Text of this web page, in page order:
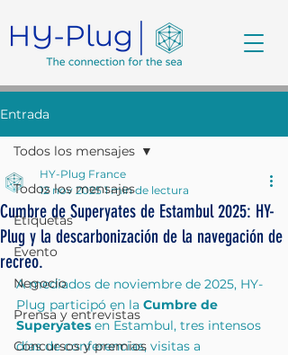
Entrada
Todos los mensajes
Etiquetas
Evento
Negocio
Prensa y entrevistas
Concursos y premios
Todos los mensajes
Cumbre de Superyates de Estambul 2025: HY-
Plug y la descarbonización de la navegación de
recreo.
HY-Plug France
12 nov 2025 1 min de lectura
A mediados de noviembre de 2025, HY-
Plug participó en la Cumbre de
Superyates en Estambul, tres intensos
días de conferencias, visitas a